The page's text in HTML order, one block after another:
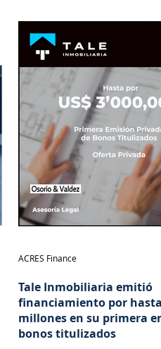
Tale Inmobiliaria emitió
financiamiento por hasta
millones en su primera
bonos titulizados
ACRES Finance